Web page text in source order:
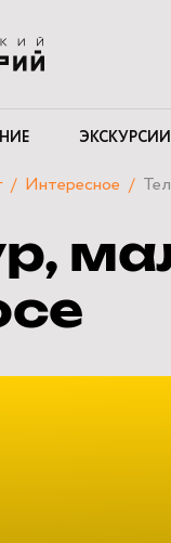
ЭКСКУРСИИ
Интересное